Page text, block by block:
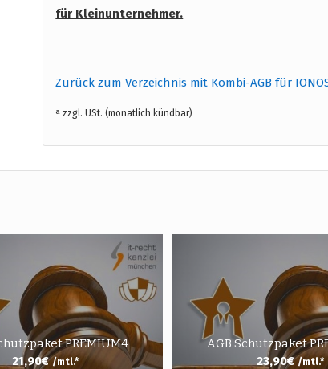
für Kleinunternehmer.
Zurück zum Verzeichnis mit Kombi-AGB für
ª zzgl. USt. (monatlich kündbar)
PREMIUM4
21,90€ /mtl.*
AGB Schutzpaket
23,90€ /mtl.*